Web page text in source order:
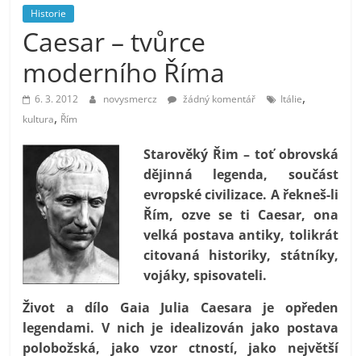
prospívá?
Historie
Caesar – tvůrce
moderního Říma
6. 3. 2012 novysmercz žádný komentář Itálie,
kultura, Řím
Starověký Řim – toť obrovská
dějinná legenda, součást
evropské civilizace. A řekneš-li
Řím, ozve se ti Caesar, ona
velká postava antiky, tolikrát
citovaná historiky, státníky,
vojáky, spisovateli.
Život a dílo Gaia Julia Caesara je opředen
legendami. V nich je idealizován jako postava
polobožská, jako vzor ctností, jako největší